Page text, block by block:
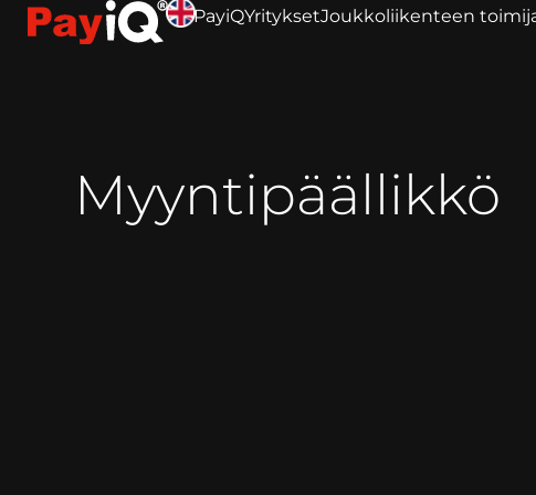
PayiQYrityksetJoukkoliikenteen
Myyntipäällikkö